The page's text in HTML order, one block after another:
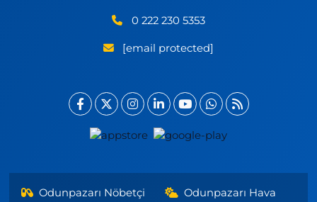
0 222 230 5353
[email protected]
Odunpazarı Nöbetçi Odunpazarı Hava